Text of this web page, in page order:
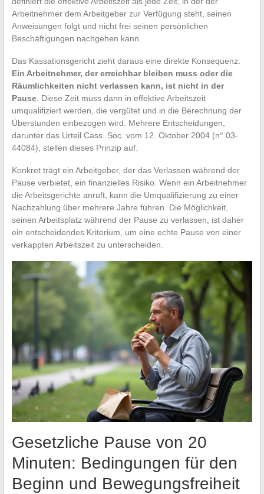
Arbeitnehmer dem Arbeitgeber zur Verfügung steht, seinen
Anweisungen folgt und nicht frei seinen persönlichen
Beschäftigungen nachgehen kann.
Das Kassationsgericht zieht daraus eine direkte Konsequenz:
Ein Arbeitnehmer, der erreichbar bleiben muss oder die
Räumlichkeiten nicht verlassen kann, ist nicht in der
Pause. Diese Zeit muss dann in effektive Arbeitszeit
umqualifiziert werden, die vergütet und in die Berechnung der
Überstunden einbezogen wird. Mehrere Entscheidungen,
darunter das Urteil Cass. Soc. vom 12. Oktober 2004 (n° 03-
44084), stellen dieses Prinzip auf.
Konkret trägt ein Arbeitgeber, der das Verlassen während der
Pause verbietet, ein finanzielles Risiko. Wenn ein Arbeitnehmer
die Arbeitsgerichte anruft, kann die Umqualifizierung zu einer
Nachzahlung über mehrere Jahre führen. Die Möglichkeit,
seinen Arbeitsplatz während der Pause zu verlassen, ist daher
ein entscheidendes Kriterium, um eine echte Pause von einer
verkappten Arbeitszeit zu unterscheiden.
Gesetzliche Pause von 20
Minuten: Bedingungen für den
Beginn und Bewegungsfreiheit